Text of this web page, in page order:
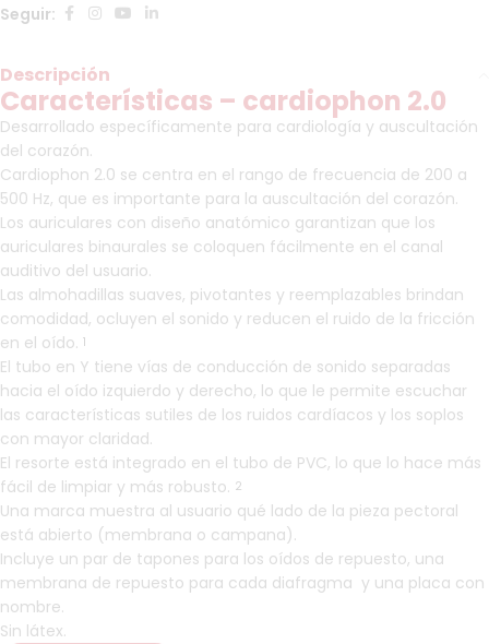
Seguir:
Descripción
Características – cardiophon 2.0
Desarrollado específicamente para cardiología y auscultación
del corazón.
Cardiophon 2.0 se centra en el rango de frecuencia de 200 a
500 Hz, que es importante para la auscultación del corazón.
Los auriculares con diseño anatómico garantizan que los
auriculares binaurales se coloquen fácilmente en el canal
auditivo del usuario.
Las almohadillas suaves, pivotantes y reemplazables brindan
comodidad, ocluyen el sonido y reducen el ruido de la fricción
en el oído. 1
El tubo en Y tiene vías de conducción de sonido separadas
hacia el oído izquierdo y derecho, lo que le permite escuchar
las características sutiles de los ruidos cardíacos y los soplos
con mayor claridad.
El resorte está integrado en el tubo de PVC, lo que lo hace más
fácil de limpiar y más robusto. 2
Una marca muestra al usuario qué lado de la pieza pectoral
está abierto (membrana o campana).
Incluye un par de tapones para los oídos de repuesto, una
membrana de repuesto para cada diafragma y una placa con
nombre.
Sin látex.